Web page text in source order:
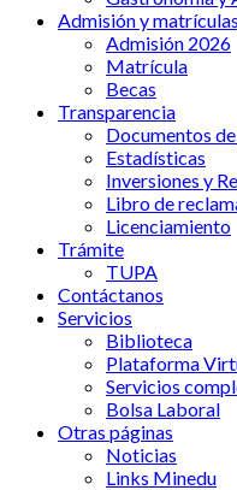
Admisión y matrículas
Admisión 2026
Matrícula
Becas
Transparencia
Documentos
Estadísticas
Inversiones y
Libro de
Licenciamiento
Trámite
TUPA
Contáctanos
Servicios
Biblioteca
Plataforma
Servicios
Bolsa Laboral
Otras páginas
Noticias
Links Minedu